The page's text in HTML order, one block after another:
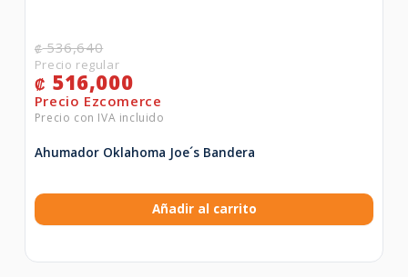
₡536,640
₡ 516,000
Ahumador Oklahoma Joe´s Bandera
Añadir al carrito